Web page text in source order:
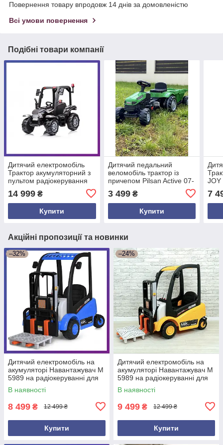
Повернення товару впродовж 14 днів за домовленістю
Всі умови повернення
Подібні товари компанії
Дитячий електромобіль
Трактор акумуляторний з
пультом радіокерування
14 999 ₴
Купити
Дитячий педальний
веломобіль трактор із
причепом Pilsan Active 07-
трактор на педалях
3 499₴
Купити
JOY
7
Акційні пропозиції та новинки
–32%
Дитячий електромобіль на
акумуляторі Навантажувач M
5989 на радіокеруванні для
дітей 3-8 років Синій
В наявності
8 499 ₴ 12 499 ₴
Купити
–24%
Дитячий електромобіль на
акумуляторі Навантажувач M
5989 на радіокеруванні для
дітей 3-8 років Жовтий
В наявності
9 499 ₴ 12 499 ₴
Купити